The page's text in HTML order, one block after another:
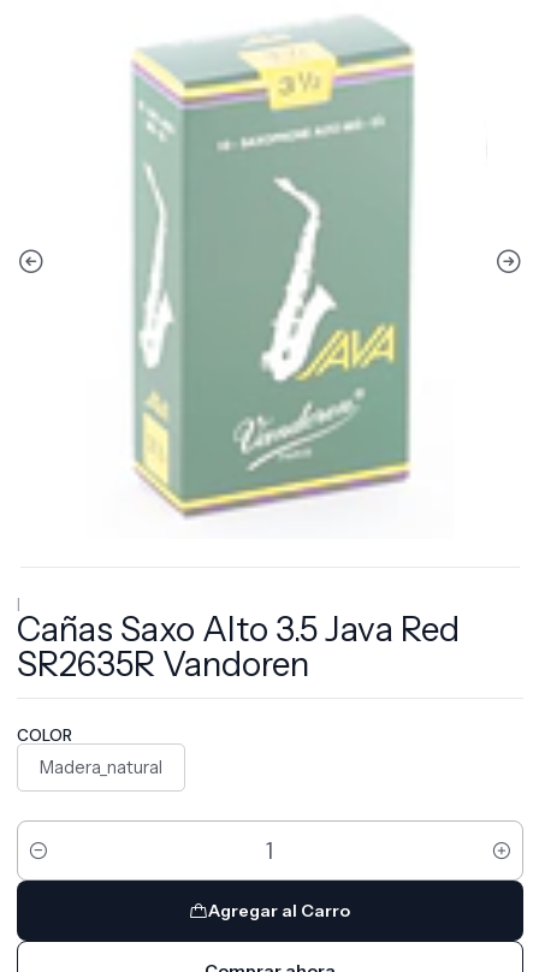
|
Cañas Saxo Alto 3.5 Java Red
SR2635R Vandoren
COLOR
Madera_natural
Cantidad
Agregar al Carro